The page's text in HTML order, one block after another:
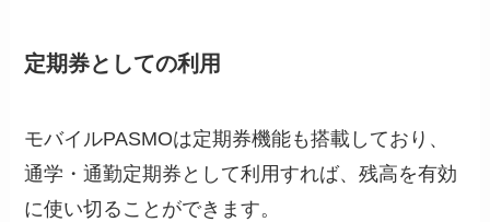
定期券としての利用
モバイルPASMOは定期券機能も搭載しており、
通学・通勤定期券として利用すれば、残高を有効
に使い切ることができます。